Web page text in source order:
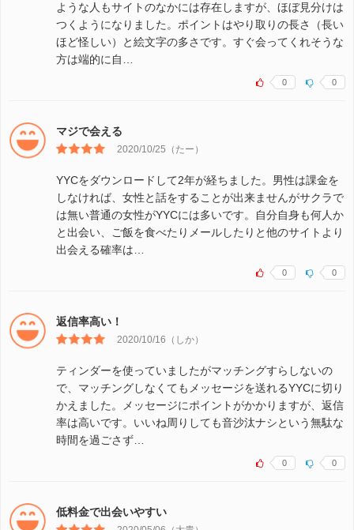
ような人もサイトのなかには存在しますが、ほぼ見分けは
つくようになりました。ポイントはやり取りの長さ（長い
ほど怪しい）と絵文字の多さです。すぐ会ってくれそうな
方は端的に自…
0 0
マジで会える
2020/10/25（たー）
YYCをダウンロードして2年が経ちました。男性は課金を
しなければ、女性と話をすることが出来ませんがサクラで
は無い普通の女性がYYCには多いです。自分自身も何人か
と出会い、ご飯を食べたりメールしたりと他のサイトより
出会える確率は…
0 0
返信率高い！
2020/10/16（しか）
ティンダーを使っていましたがマッチングすらしないの
で、マッチングしなくてもメッセージを送れるYYCに切り
かえました。メッセージにポイントがかかりますが、返信
率は高いです。いいね周りしても音沙汰ナシという無駄な
時間を過ごさず…
0 0
低料金で出会いやすい